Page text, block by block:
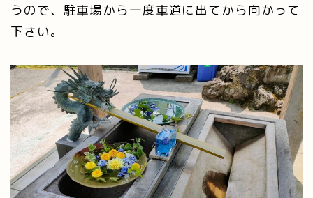
うので、駐車場から一度車道に出てから向かって
下さい。